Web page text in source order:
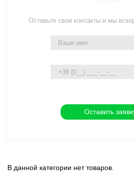
Оставьте свои контакты и мы
В данной категории нет товаров.